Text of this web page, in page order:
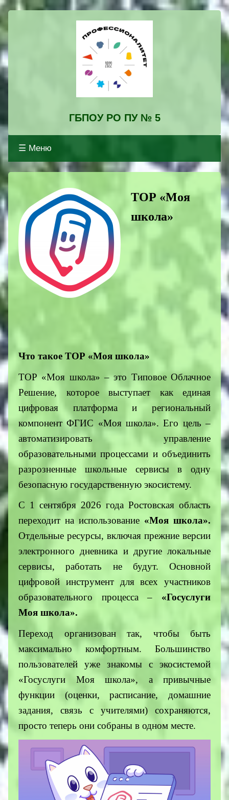
ГБПОУ РО ПУ № 5
Профессионалитет
☰ Меню
ТОР «Моя
школа»
Что такое ТОР «Моя школа»
ТОР «Моя школа» – это Типовое Облачное
Решение, которое выступает как единая
цифровая платформа и региональный
компонент ФГИС «Моя школа». Его цель –
автоматизировать управление
образовательными процессами и объединить
разрозненные школьные сервисы в одну
безопасную государственную экосистему.
С 1 сентября 2026 года Ростовская область
переходит на использование «Моя школа».
Отдельные ресурсы, включая прежние версии
электронного дневника и другие локальные
сервисы, работать не будут. Основной
цифровой инструмент для всех участников
образовательного процесса – «Госуслуги
Моя школа».
Переход организован так, чтобы быть
максимально комфортным. Большинство
пользователей уже знакомы с экосистемой
«Госуслуги Моя школа», а привычные
функции (оценки, расписание, домашние
задания, связь с учителями) сохраняются,
просто теперь они собраны в одном месте.